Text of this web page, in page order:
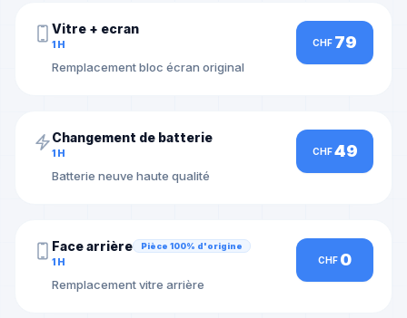
79
Vitre + ecran
1H
49
Changement de batterie
1H
0
Face arrière
1H